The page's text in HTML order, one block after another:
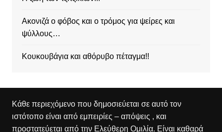
Ακονιζά ο φόβος και ο τρόμος για ψείρες και
ψύλλους…
Κουκουβάγια και αθόρυβο πέταγμα!!
Κάθε περιεχόμενο που δημοσιεύεται σε αυτό τον
ιστότοπο είναι από εμπειρίες – απόψεις , και
προστατεύεται από την Ελεύθερη Ομιλία. Είναι καθαρά